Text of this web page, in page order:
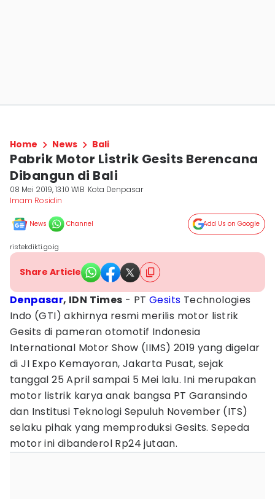
Home News Bali
Pabrik Motor Listrik Gesits Berencana
Dibangun di Bali
08 Mei 2019, 13:10 WIB Kota Denpasar
Imam Rosidin
News Channel Add Us on Google
ristekdikti.go.ig
Share Article
Denpasar, IDN Times - PTGesits Technologies
Indo (GTI) akhirnya resmi merilis motor listrik
Gesits di pameran otomotif Indonesia
International Motor Show (IIMS) 2019 yang digelar
di JI Expo Kemayoran, Jakarta Pusat, sejak
tanggal 25 April sampai 5 Mei lalu. Ini merupakan
motor listrik karya anak bangsa PT Garansindo
dan Institusi Teknologi Sepuluh November (ITS)
selaku pihak yang memproduksi Gesits. Sepeda
motor ini dibanderol Rp24 jutaan.